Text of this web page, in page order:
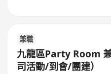
兼職
九龍區Party Room
司活動/到會/團建）